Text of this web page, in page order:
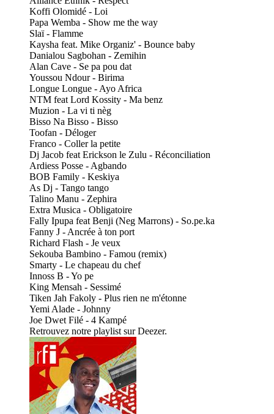
Koffi Olomidé - Loi
Papa Wemba - Show me the way
Slaï - Flamme
Kaysha feat. Mike Organiz' - Bounce baby
Danialou Sagbohan - Zemihin
Alan Cave - Se pa pou dat
Youssou Ndour - Birima
Longue Longue - Ayo Africa
NTM feat Lord Kossity - Ma benz
Muzion - La vi ti nèg
Bisso Na Bisso - Bisso
Toofan - Déloger
Franco - Coller la petite
Dj Jacob feat Erickson le Zulu - Réconciliation
Ardiess Posse - Agbando
BOB Family - Keskiya
As Dj - Tango tango
Talino Manu - Zephira
Extra Musica - Obligatoire
Fally Ipupa feat Benji (Neg Marrons) - So.pe.ka
Fanny J - Ancrée à ton port
Richard Flash - Je veux
Sekouba Bambino - Famou (remix)
Smarty - Le chapeau du chef
Innoss B - Yo pe
King Mensah - Sessimé
Tiken Jah Fakoly - Plus rien ne m'étonne
Yemi Alade - Johnny
Joe Dwet Filé - 4 Kampé
Retrouvez notre playlist sur Deezer.